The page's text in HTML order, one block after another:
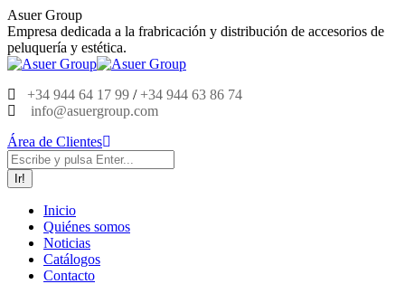
Saltar
al
contenido
Asuer Group
Empresa dedicada a la frabricación y distribución de accesorios de
peluquería y estética.
+34 944 64 17 99 /+34 944 63 86 74
info@asuergroup.com
Área de Clientes
Buscar:
Inicio
Quiénes somos
Noticias
Catálogos
Contacto